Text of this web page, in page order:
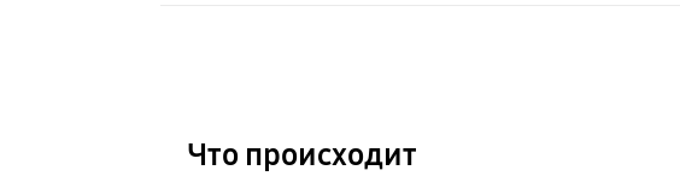
Что происходит